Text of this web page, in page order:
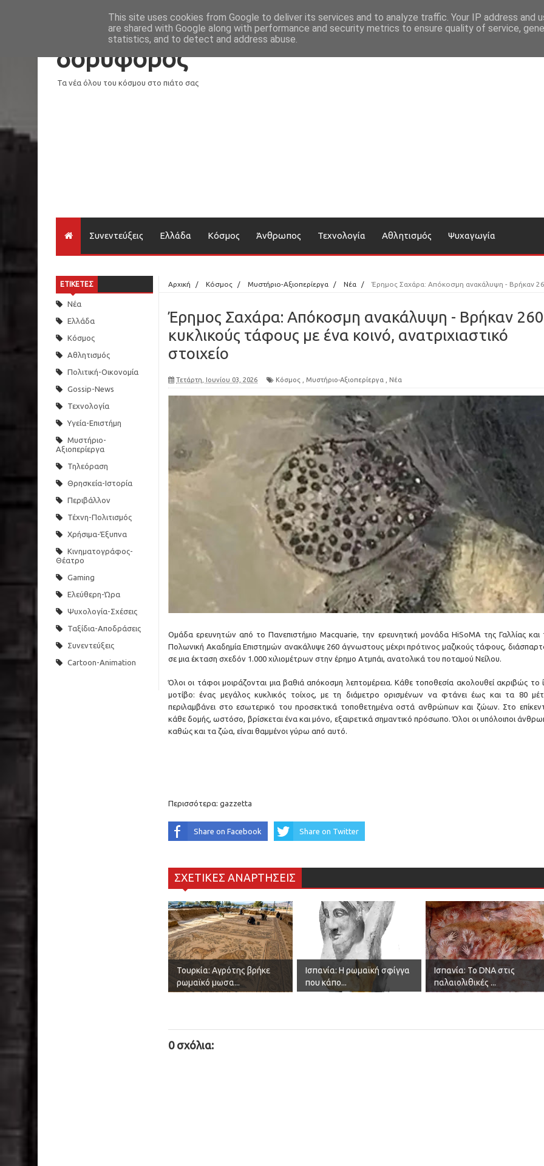
Loading...
δορυφόρος
Τα νέα όλου του κόσμου στο πιάτο σας
Συνεντεύξεις Ελλάδα Κόσμος Άνθρωπος Τεχνολογία Αθλητισμός Ψυχαγωγία
ΕΤΙΚΕΤΕΣ
Νέα
Ελλάδα
Κόσμος
Αθλητισμός
Πολιτική-Οικονομία
Gossip-News
Τεχνολογία
Υγεία-Επιστήμη
Μυστήριο-
Αξιοπερίεργα
Τηλεόραση
Θρησκεία-Ιστορία
Περιβάλλον
Τέχνη-Πολιτισμός
Χρήσιμα-Έξυπνα
Κινηματογράφος-
Θέατρο
Gaming
Ελεύθερη-Ώρα
Ψυχολογία-Σχέσεις
Ταξίδια-Αποδράσεις
Συνεντεύξεις
Cartoon-Animation
Αρχική / Κόσμος / Μυστήριο-Αξιοπερίεργα / Νέα / Έρημος Σαχάρα: Απόκοσμη ανακάλυψη - Βρήκαν 260 κυκλικούς τάφους με ένα κοινό, ανατριχιαστικό στοιχείο
Έρημος Σαχάρα: Απόκοσμη ανακάλυψη - Βρήκαν 260
κυκλικούς τάφους με ένα κοινό, ανατριχιαστικό
στοιχείο
Τετάρτη, Ιουνίου 03, 2026 Κόσμος Μυστήριο-Αξιοπερίεργα Νέα
Ομάδα ερευνητών από το Πανεπιστήμιο Macquarie, την ερευνητική μονάδα HiSoMA της Γαλλίας και
Πολωνική Ακαδημία Επιστημών ανακάλυψε 260 άγνωστους μέχρι πρότινος μαζικούς τάφους,
σε μια έκταση σχεδόν 1.000 χιλιομέτρων στην έρημο Ατμπάι, ανατολικά του ποταμού Νείλου.
Όλοι οι τάφοι μοιράζονται μια βαθιά απόκοσμη λεπτομέρεια. Κάθε τοποθεσία ακολουθεί ακριβώς το
μοτίβο: ένας μεγάλος κυκλικός τοίχος, με τη διάμετρο ορισμένων να φτάνει έως και τα 80
περιλαμβάνει στο εσωτερικό του προσεκτικά τοποθετημένα οστά ανθρώπων και ζώων. Στο
κάθε δομής, ωστόσο, βρίσκεται ένα και μόνο, εξαιρετικά σημαντικό πρόσωπο. Όλοι οι υπόλοιποι
καθώς και τα ζώα, είναι θαμμένοι γύρω από αυτό.
Περισσότερα: gazzetta
Share on Facebook Share on Twitter
ΣΧΕΤΙΚΕΣ ΑΝΑΡΤΗΣΕΙΣ
Τουρκία: Αγρότης βρήκε
ρωμαϊκό μωσα...
Ισπανία: Η ρωμαϊκή σφίγγα
που κάπο...
Ισπανία: Το DNA στις
παλαιολιθικές ...
0 σχόλια:
This site uses cookies from Google to deliver its services and to analyze traffic. Your IP address and
are shared with Google along with performance and security metrics to ensure quality of service,
statistics, and to detect and address abuse.